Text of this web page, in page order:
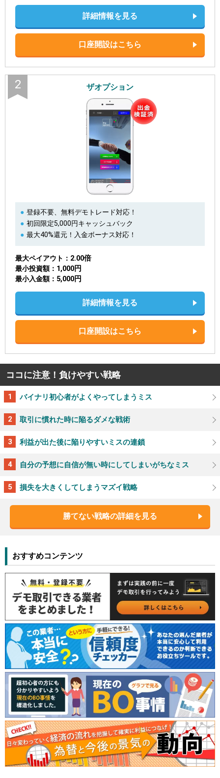
詳細情報を見る
口座開設はこちら
2 ザオプション
登録不要、無料デモトレード対応！
初回限定5,000円キャッシュバック
最大40%還元！入金ボーナス対応！
最大ペイアウト 2.00倍
最小投資額 1,000円
最小入金額 5,000円
詳細情報を見る
口座開設はこちら
ココに注意！負けやすい戦略
バイナリ初心者がよくやってしまうミス
取引に慣れた時に陥るダメな戦術
利益が出た後に陥りやすいミスの連鎖
自分の予想に自信が無い時にしてしまいがちなミス
損失を大きくしてしまうマズイ戦略
勝てない戦略の詳細を見る
おすすめコンテンツ